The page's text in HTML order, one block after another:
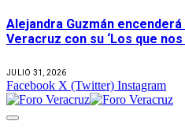
Alejandra Guzmán
Veracruz con su ‘Los que
JULIO 31, 2026
Facebook X (Twitter) Instagram